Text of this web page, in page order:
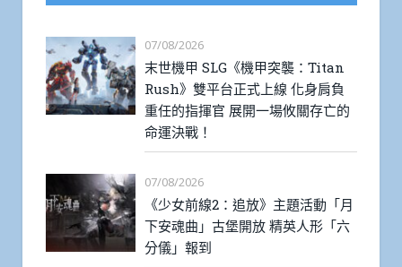
07/08/2026
末世機甲 SLG《機甲突襲：Titan
Rush》雙平台正式上線 化身肩負
重任的指揮官 展開一場攸關存亡的
命運決戰！
07/08/2026
《少女前線2：追放》主題活動「月
下安魂曲」古堡開放 精英人形「六
分儀」報到